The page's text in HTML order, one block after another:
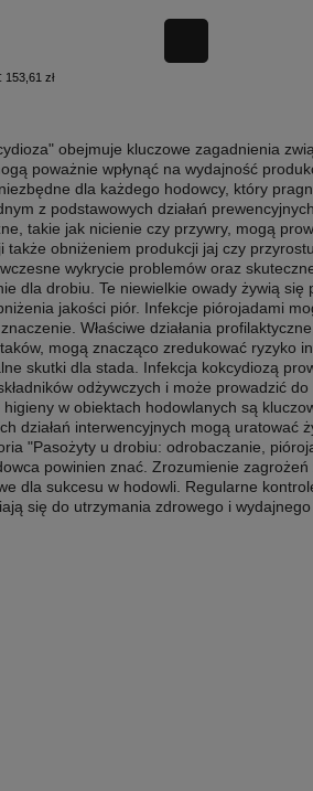
153,61 zł
obejmuje kluczowe zagadnienia
poważnie wpłynąć na wydajność
dla każdego hodowcy, który
z podstawowych działań
takie jak nicienie czy przywry, mogą
obniżeniem produkcji jaj czy
wykrycie problemów oraz
dla drobiu. Te niewielkie owady żywią się
jakości piór. Infekcje piórojadami
Właściwe działania
mogą znacząco zredukować ryzyko
skutki dla stada. Infekcja kokcydiozą
odżywczych i może prowadzić
w obiektach hodowlanych są
działań interwencyjnych mogą uratować
"Pasożyty u drobiu: odrobaczanie,
powinien znać. Zrozumienie
dla sukcesu w hodowli. Regularne
się do utrzymania zdrowego i